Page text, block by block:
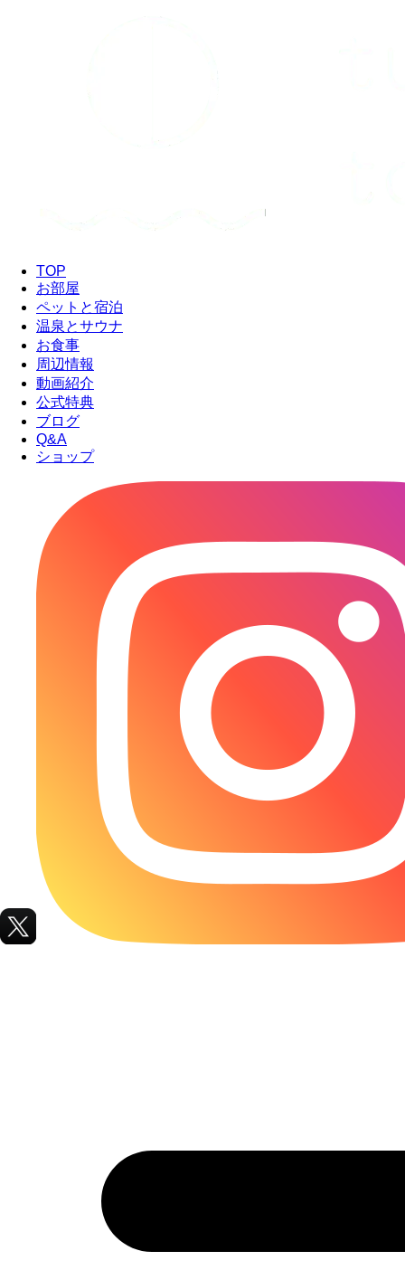
TOP
お部屋
ペットと宿泊
温泉とサウナ
お食事
周辺情報
動画紹介
公式特典
ブログ
Q&A
ショップ